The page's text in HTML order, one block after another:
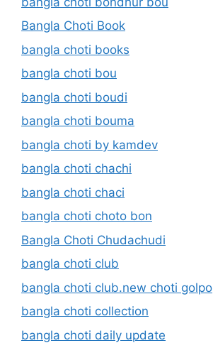
Bangla Choti Book
bangla choti books
bangla choti bou
bangla choti boudi
bangla choti bouma
bangla choti by kamdev
bangla choti chachi
bangla choti chaci
bangla choti choto bon
Bangla Choti Chudachudi
bangla choti club
bangla choti club.new choti golpo
bangla choti collection
bangla choti daily update